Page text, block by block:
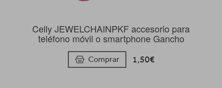
Celly JEWELCHAINPKF accesorio para
teléfono móvil o smartphone Gancho
Comprar 1,50€